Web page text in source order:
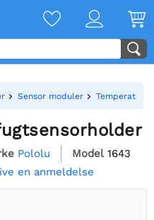
Sensor moduler Temperatur-
Pololu Model 1643
en anmeldelse